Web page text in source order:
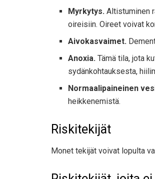
Myrkytys. Altistuminen
oireisiin. Oireet voivat
Aivokasvaimet.
Anoxia. Tämä tila, jota
sydänkohtauksesta,
Normaalipaineinen
heikkenemistä.
Riskitekijät
Monet tekijät voivat lopulta